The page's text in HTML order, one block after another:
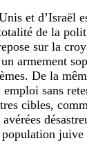
et d’Israël
de la
sur la
armement
De la
emploi sans
cibles,
juive